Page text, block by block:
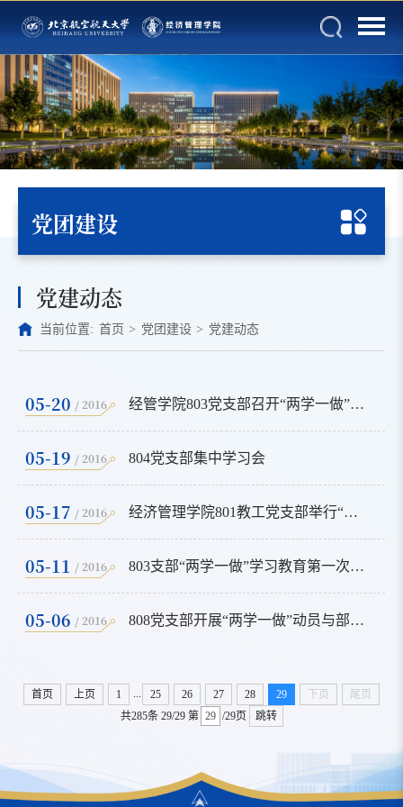
党团建设
党建动态
当前位置: 首页 > 党团建设 > 党建动态
05-20 / 2016 经管学院803党支部召开“两学一做”专题学习会
05-19 / 2016 804党支部集中学习会
05-17 / 2016 经济管理学院801教工党支部举行“两学一做”启动会
05-11 / 2016 803支部“两学一做”学习教育第一次集中讨论
05-06 / 2016 808党支部开展“两学一做”动员与部署会
首页 上页 1 ... 25 26 27 28 29 下页
尾页
共285条 29/29 第 /29页 跳转